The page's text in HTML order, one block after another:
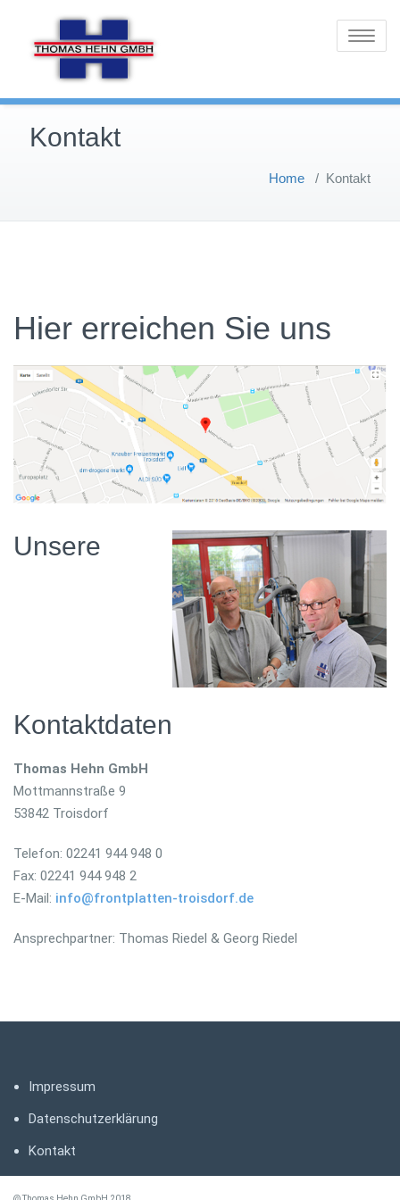
Toggle
Kontakt
Home / Kontakt
Hier erreichen Sie uns
Unsere
Kontaktdaten
Thomas Hehn GmbH
Mottmannstraße 9
53842 Troisdorf
Telefon: 02241 944 948 0
Fax: 02241 944 948 2
E-Mail: info@frontplatten-troisdorf.de
Ansprechpartner: Thomas Riedel & Georg Riedel
Impressum
Datenschutzerklärung
Kontakt